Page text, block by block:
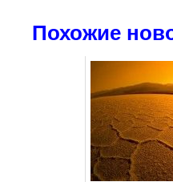
Похожие